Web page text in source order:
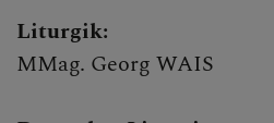
Liturgik:
MMag. Georg WAIS